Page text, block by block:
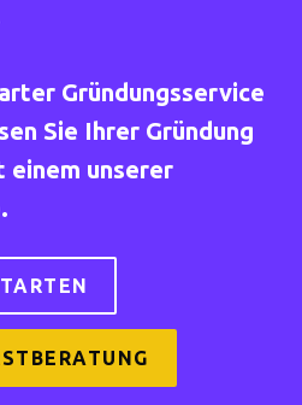
Gründungsservice
Sie Ihrer Gründung
einem unserer